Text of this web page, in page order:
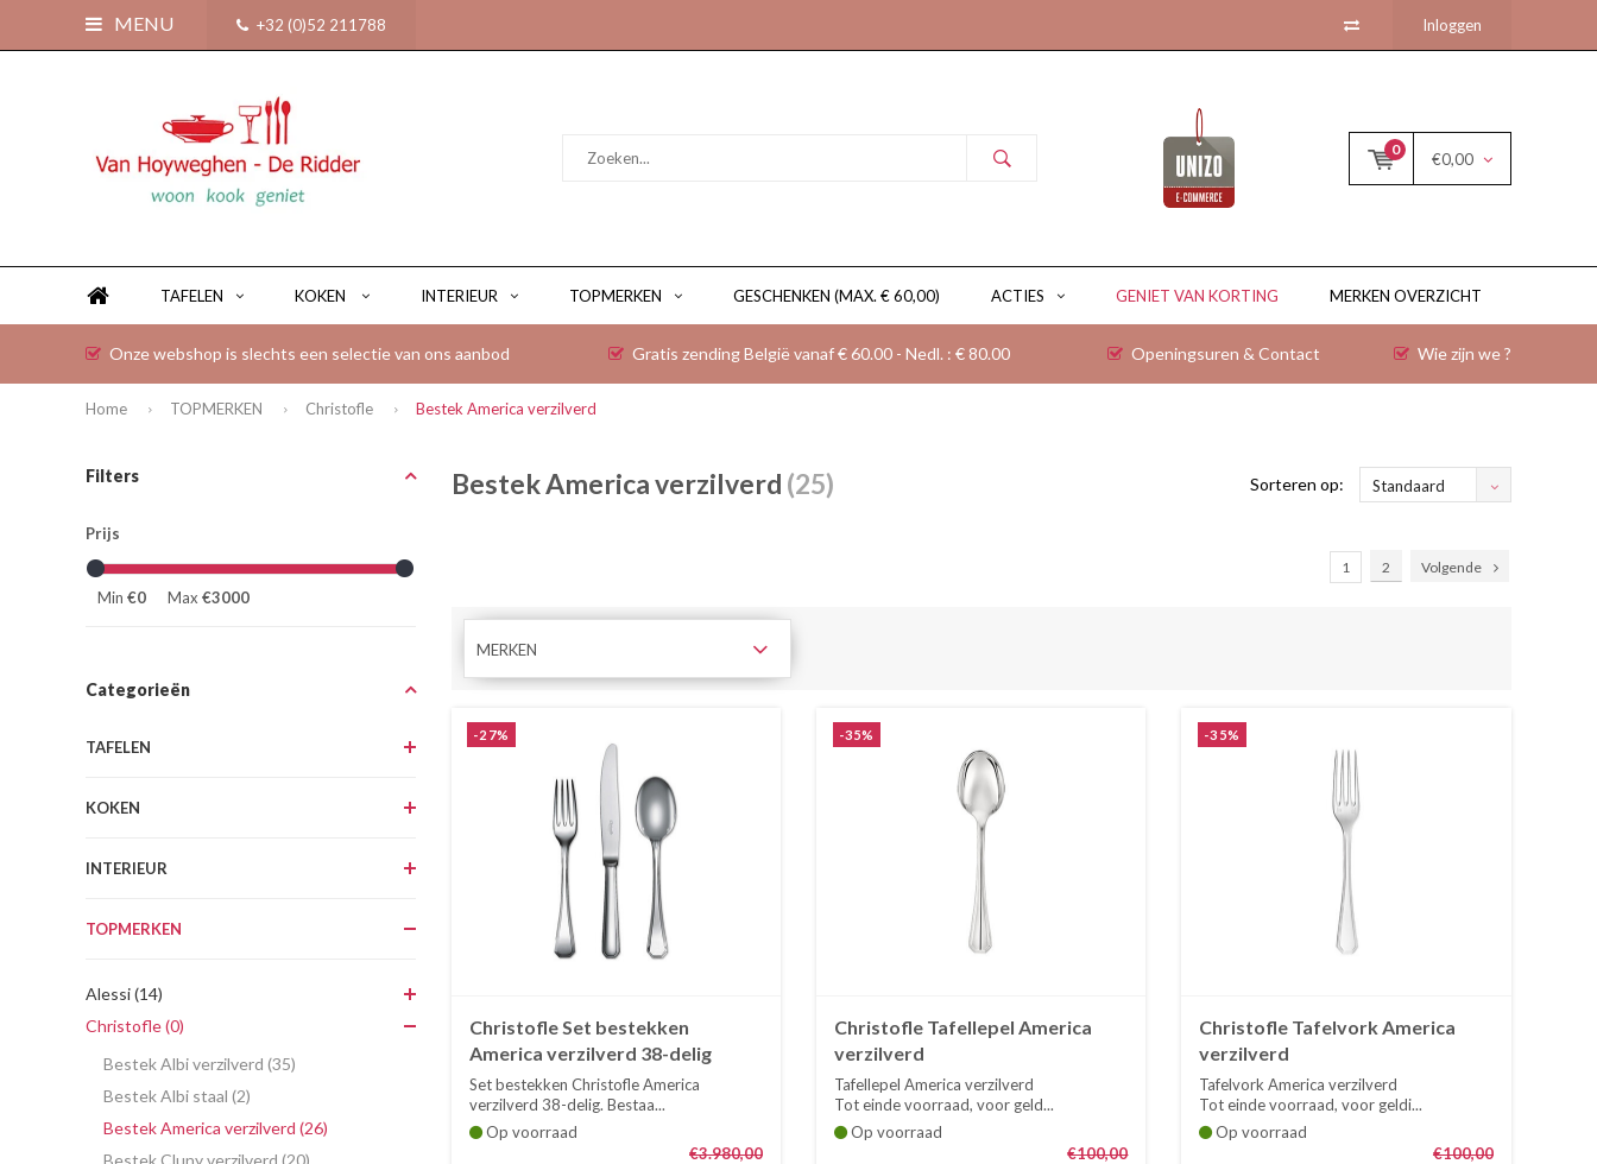
MENU +32 (0)52 211788 Inloggen
0
€0,00
TAFELEN KOKEN INTERIEUR TOPMERKEN GESCHENKEN (MAX. € 60,00) ACTIES GENIET VAN KORTING MERKEN OVERZICHT
Onze webshop is slechts een selectie van ons aanbod Gratis zending België vanaf € 60.00 - Nedl. : € 80.00 Openingsuren & Contact Wie zijn we ?
Home TOPMERKEN Christofle Bestek America verzilverd
Filters
Prijs
Min €0 Max €3000
Categorieën
TAFELEN
KOKEN
INTERIEUR
TOPMERKEN
Alessi (14)
Christofle (0)
Bestek Albi verzilverd (35)
Bestek Albi staal (2)
Bestek America verzilverd (26)
Bestek Cluny verzilverd (20)
Bestek America verzilverd (25) Sorteren op: Standaard
1 2 Volgende
MERKEN
-27%
Christofle Set bestekken
America verzilverd 38-delig
Set bestekken Christofle America
verzilverd 38-delig. Bestaa...
Op voorraad
€3.980,00
-35%
Christofle Tafellepel America
verzilverd
Tafellepel America verzilverd
Tot einde voorraad, voor geld...
Op voorraad
€100,00
-35%
Christofle Tafelvork America
verzilverd
Tafelvork America verzilverd
Tot einde voorraad, voor geldi...
Op voorraad
€100,00